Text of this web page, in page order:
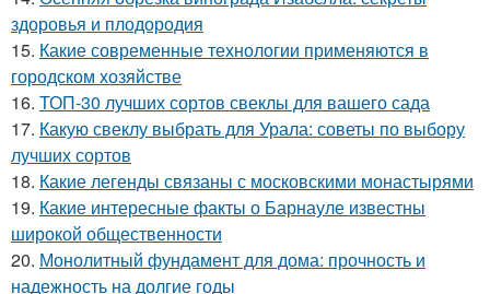
здоровья и плодородия
15. Какие современные технологии применяются в
городском хозяйстве
16. ТОП-30 лучших сортов свеклы для вашего сада
17. Какую свеклу выбрать для Урала: советы по выбору
лучших сортов
18. Какие легенды связаны с московскими монастырями
19. Какие интересные факты о Барнауле известны
широкой общественности
20. Монолитный фундамент для дома: прочность и
надежность на долгие годы